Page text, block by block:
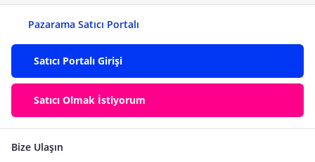
Pazarama Satıcı Portalı
Satıcı Portalı Girişi
Satıcı Olmak İstiyorum
Bize Ulaşın